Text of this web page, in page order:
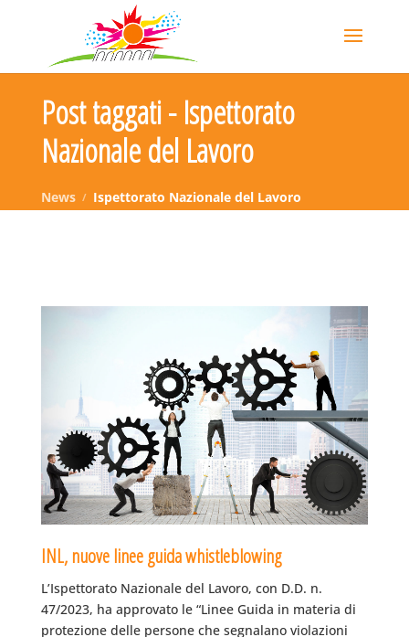
Post taggati - Ispettorato
Nazionale del Lavoro
News Ispettorato Nazionale del Lavoro
INL, nuove linee guida whistleblowing
L’Ispettorato Nazionale del Lavoro, con D.D. n.
47/2023, ha approvato le “Linee Guida in materia di
protezione delle persone che segnalano violazioni